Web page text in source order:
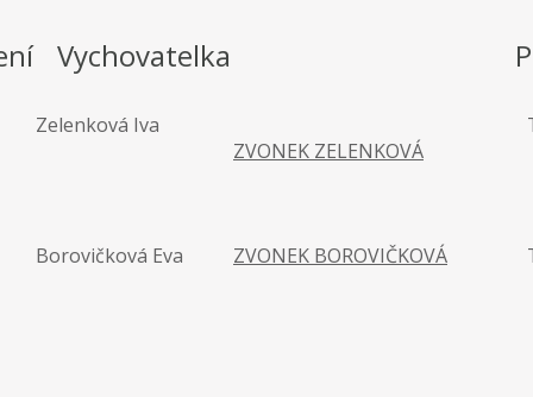
Vychovatelka
Zelenková Iva
ZVONEK ZELENKOVÁ
Borovičková Eva ZVONEK BOROVIČKOVÁ